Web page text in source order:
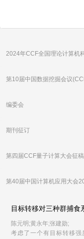
2024年CCF全国理论计算机
第10届中国数据挖掘会议
编委会
期刊征订
第四届CCF量子计算大会征
第40届中国计算机应用大会
目标转移对三种群捕食
陈元明;黄永年;张建勋;
考虑了一个有目标转移